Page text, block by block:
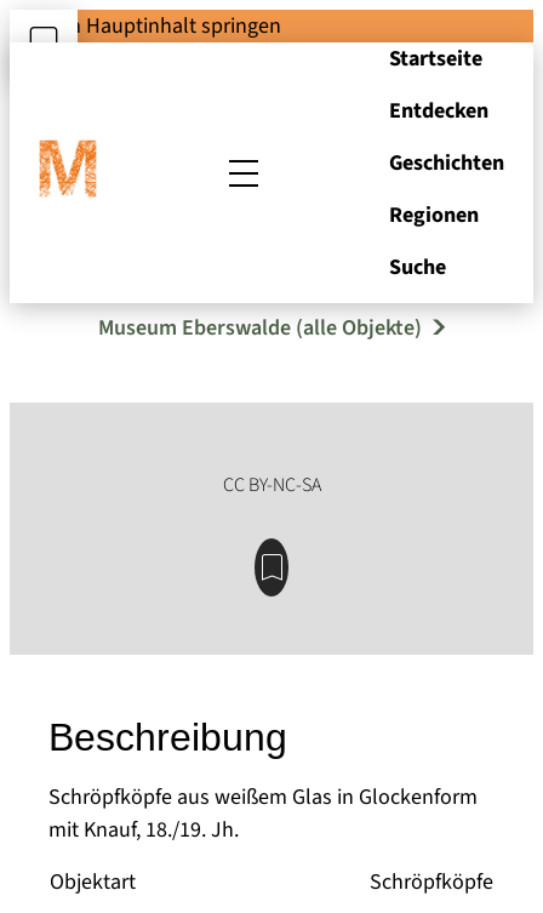
Zum Hauptinhalt springen
Startseite
Entdecken
Geschichten
Regionen
Suche
Schröpfköpfe
Museum Eberswalde (alle Objekte)
Beschreibung
Schröpfköpfe aus weißem Glas in Glockenform
mit Knauf, 18./19. Jh.
Objektart
Schröpfköpfe